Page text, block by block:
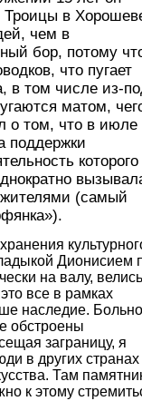
Троицы в
чем в
бор, потому
что пугает
в том числе из-
матом,
о том, что в июле
поддержки
которого
(самый
Дионисием
на валу, велись
все в рамках
наследие.
обстроены
заграницу, я
в других странах
Там
к этому